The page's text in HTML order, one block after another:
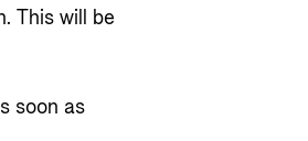
This will be
soon as